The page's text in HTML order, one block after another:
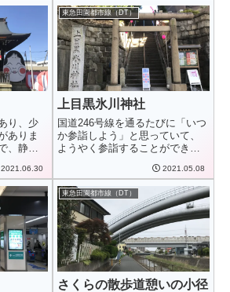
り、少
ありま
、静か
2021.06.30
東急田園都市線（DT）
上目黒氷川神社
国道246号線を通るたびに「いつ
か参詣しよう」と思っていて、
ようやく参詣することができま
2021.05.08
東急田園都市線（DT）
さくらの散歩道憩いの小径